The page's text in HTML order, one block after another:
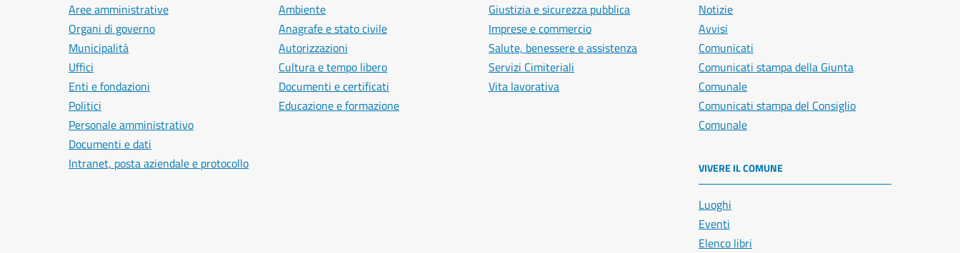
Aree amministrative
Organi di governo
Municipalità
Uffici
Enti e fondazioni
Politici
Personale amministrativo
Documenti e dati
Intranet, posta aziendale e protocollo
Ambiente
Anagrafe e stato civile
Autorizzazioni
Cultura e tempo libero
Documenti e certificati
Educazione e formazione
Giustizia e sicurezza pubblica
Imprese e commercio
Salute, benessere e assistenza
Servizi Cimiteriali
Vita lavorativa
Notizie
Avvisi
Comunicati
Comunicati stampa della Giunta
Comunale
Comunicati stampa del Consiglio
Comunale
VIVERE IL COMUNE
Luoghi
Eventi
Elenco libri